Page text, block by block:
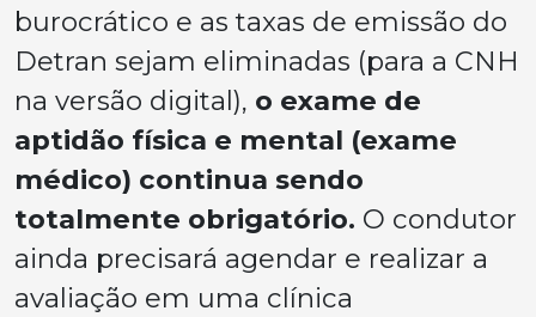
burocrático e as taxas de emissão do
Detran sejam eliminadas (para a CNH
na versão digital), o exame de
aptidão física e mental (exame
médico) continua sendo
totalmente obrigatório. O condutor
ainda precisará agendar e realizar a
avaliação em uma clínica